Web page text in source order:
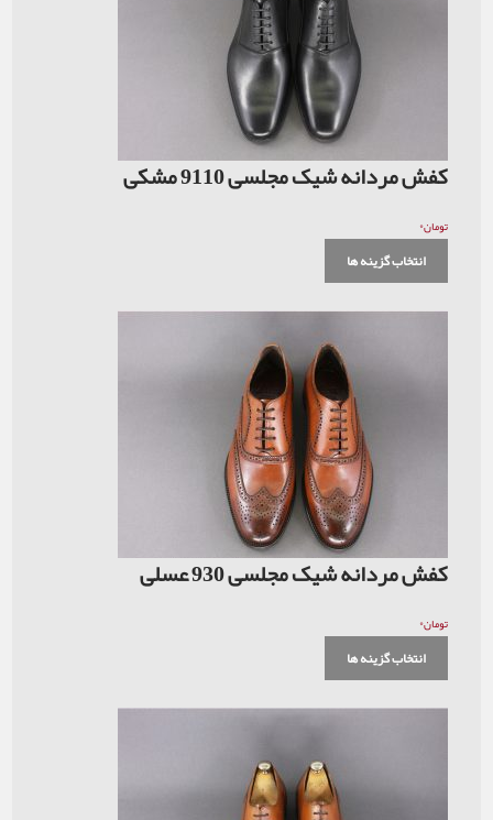
کفش مردانه شیک مجلسی 9110 مشکی
تومان۰
انتخاب گزینه ها
کفش مردانه شیک مجلسی 930 عسلی
تومان۰
انتخاب گزینه ها